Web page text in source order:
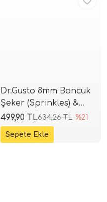
Dr.Gusto 8mm Boncuk
Şeker (Sprinkles) &
Draje 1kg - Kırmızı
634,26 TL %21
499,90 TL